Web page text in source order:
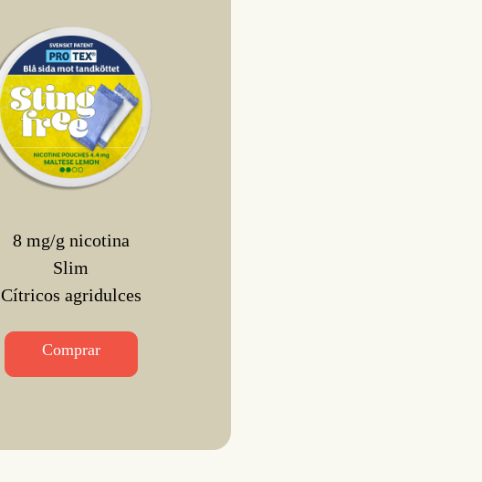
8 mg/g nicotina
Slim
Cítricos agridulces
Comprar